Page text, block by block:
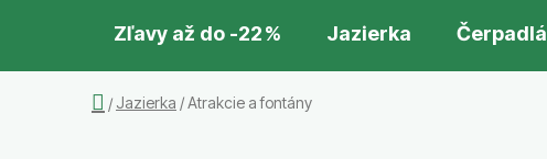
Zľavy až do -22 % Jazierka Čerpadlá
Domov
/ Jazierka /Atrakcie a fontány